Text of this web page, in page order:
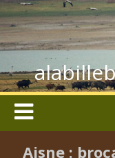
Aisne :